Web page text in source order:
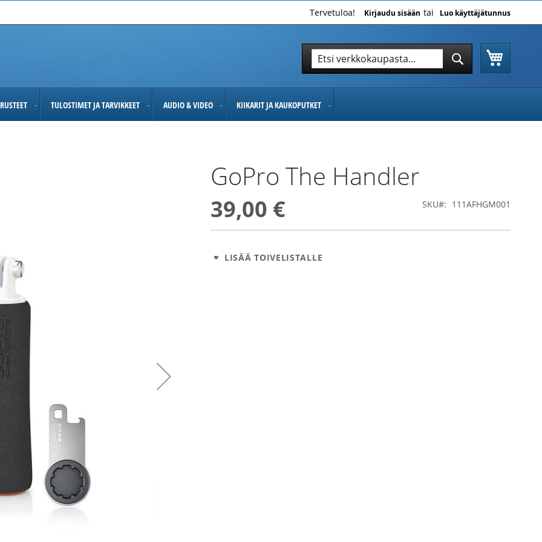
Tervetuloa! Kirjaudu sisään Luo käyttäjätunnus
Hae
TULOSTIMET JA TARVIKKEET AUDIO & VIDEO KIIKARIT JA KAUKOPUTKET
GoPro The Handler
39,00 € SKU 111AFHGM001
LISÄÄ TOIVELISTALLE